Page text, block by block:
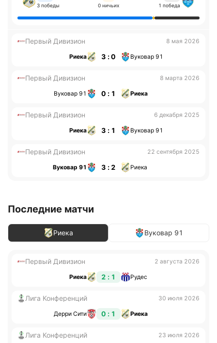
3 победы 0 ничьих 1 победа
Первый Дивизион 8 мая 2026
Риека 3 : 0 Вуковар 91
Первый Дивизион 8 марта 2026
Вуковар 91 0 : 1 Риека
Первый Дивизион 6 декабря 2025
Риека 3 : 1 Вуковар 91
Первый Дивизион 22 сентября 2025
Вуковар 91 3 : 2 Риека
Последние матчи
Риека Вуковар 91
Первый Дивизион 2 августа 2026
Риека 2 : 1 Рудес
Лига Конференций 30 июля 2026
Дерри Сити 0 : 1 Риека
Лига Конференций 23 июля 2026